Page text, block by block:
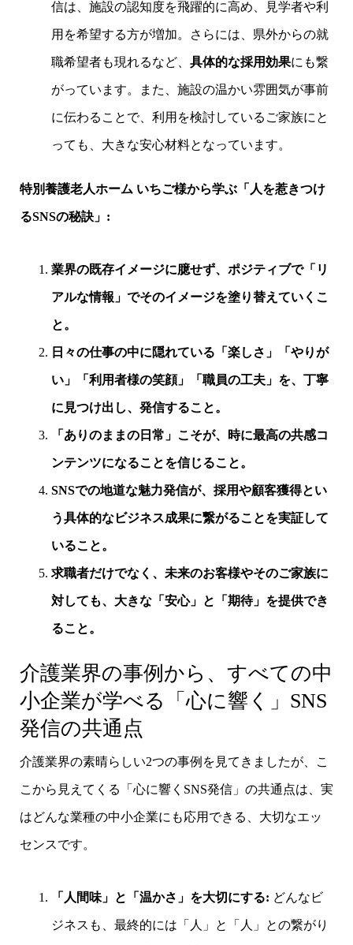
信は、施設の認知度を飛躍的に高め、見学者や利
用を希望する方が増加。さらには、県外からの就
職希望者も現れるなど、 具体的な採用効果にも繋
がっています。また、施設の温かい雰囲気が事前
に伝わることで、利用を検討しているご家族にと
っても、大きな安心材料となっています。
特別養護老人ホーム いちご様から学ぶ「人を惹きつけ
るSNSの秘訣」:
業界の既存イメージに臆せず、ポジティブで「リ
アルな情報」でそのイメージを塗り替えていくこ
と。
日々の仕事の中に隠れている「楽しさ」「やりが
い」「利用者様の笑顔」「職員の工夫」を、丁寧
に見つけ出し、発信すること。
「ありのままの日常」こそが、時に最高の共感コ
ンテンツになることを信じること。
SNSでの地道な魅力発信が、採用や顧客獲得とい
う具体的なビジネス成果に繋がることを実証して
いること。
求職者だけでなく、未来のお客様やそのご家族に
対しても、大きな「安心」と「期待」を提供でき
ること。
介護業界の事例から、すべての中
小企業が学べる「心に響く」SNS
発信の共通点
介護業界の素晴らしい2つの事例を見てきましたが、こ
こから見えてくる「心に響くSNS発信」の共通点は、実
はどんな業種の中小企業にも応用できる、大切なエッ
センスです。
「人間味」と「温かさ」を大切にする: どんなビ
ジネスも、最終的には「人」と「人」との繋がり